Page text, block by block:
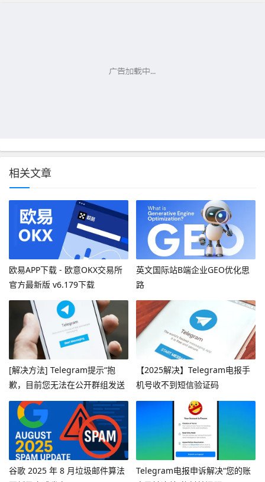
相关文章
欧易APP下载 - 欧意OKX交易所
官方最新版 v6.179下载
英文国际站B端企业GEO优化思
路
[解决方法] Telegram提示“抱
歉，目前您无法在公开群组发送
消息”
【2025解决】Telegram电报手
机号收不到短信验证码
谷歌 2025 年 8 月垃圾邮件算法
Telegram电报申诉解决“您的账